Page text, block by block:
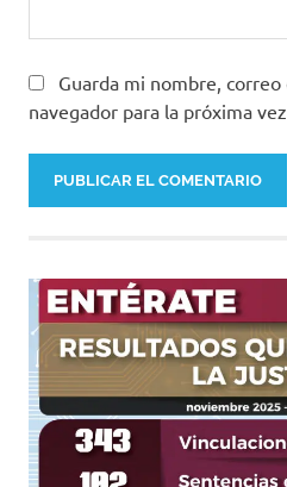
Guarda mi nombre,
navegador para la próxima